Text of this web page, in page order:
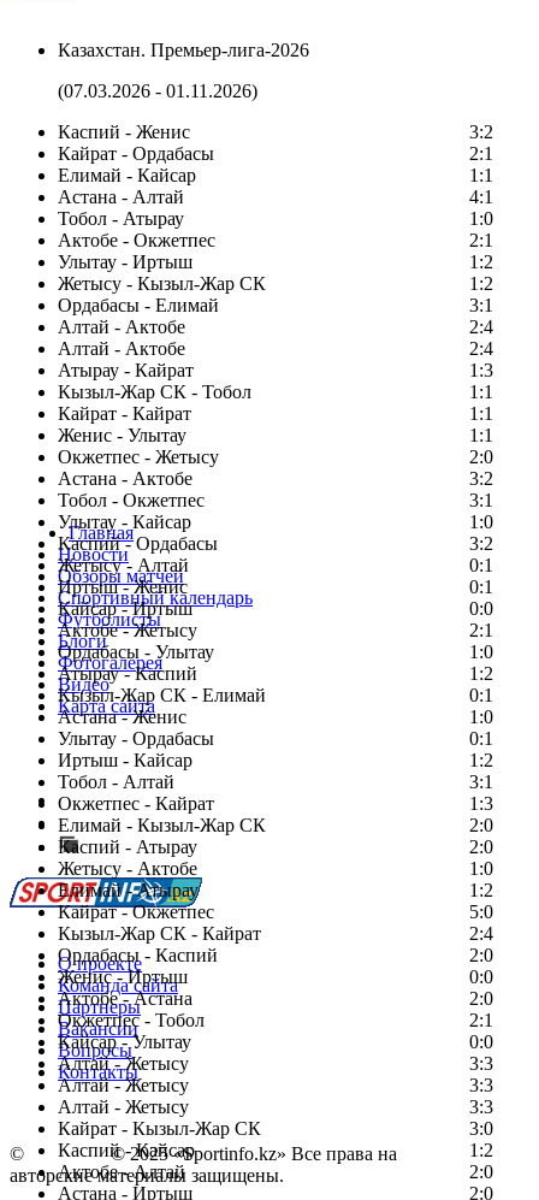
Казахстан. Премьер-лига-2026
(07.03.2026 - 01.11.2026)
Каспий - Женис
3:2
Кайрат - Ордабасы
2:1
Елимай - Кайсар
1:1
Астана - Алтай
4:1
Тобол - Атырау
1:0
Актобе - Окжетпес
2:1
Улытау - Иртыш
1:2
Жетысу - Кызыл-Жар СК
1:2
Ордабасы - Елимай
3:1
Алтай - Актобе
2:4
Алтай - Актобе
2:4
Атырау - Кайрат
1:3
Кызыл-Жар СК - Тобол
1:1
Кайрат - Кайрат
1:1
Женис - Улытау
1:1
Окжетпес - Жетысу
2:0
Астана - Актобе
3:2
Тобол - Окжетпес
3:1
Улытау - Кайсар
1:0
Каспий - Ордабасы
3:2
Жетысу - Алтай
0:1
Иртыш - Женис
0:1
Кайсар - Иртыш
0:0
Актобе - Жетысу
2:1
Ордабасы - Улытау
1:0
Атырау - Каспий
1:2
Кызыл-Жар СК - Елимай
0:1
Астана - Женис
1:0
Улытау - Ордабасы
0:1
Иртыш - Кайсар
1:2
Тобол - Алтай
3:1
Окжетпес - Кайрат
1:3
Елимай - Кызыл-Жар СК
2:0
Каспий - Атырау
2:0
Жетысу - Актобе
1:0
Елимай - Атырау
1:2
Кайрат - Окжетпес
5:0
Кызыл-Жар СК - Кайрат
2:4
Ордабасы - Каспий
2:0
Женис - Иртыш
0:0
Актобе - Астана
2:0
Окжетпес - Тобол
2:1
Кайсар - Улытау
0:0
Алтай - Жетысу
3:3
Алтай - Жетысу
3:3
Алтай - Жетысу
3:3
Кайрат - Кызыл-Жар СК
3:0
Каспий - Кайсар
1:2
Актобе - Алтай
2:0
Астана - Иртыш
2:0
Главная
Новости
Обзоры матчей
Спортивный календарь
Футболисты
Блоги
Фотогалерея
Видео
Карта сайта
Есть идея?
Сообщить о мероприятии
Перейти на старый сайт
О проекте
Команда сайта
Партнеры
Вакансии
Вопросы
Контакты
© Copyright© 2025 «Sportinfo.kz» Все права на
авторские материалы защищены.